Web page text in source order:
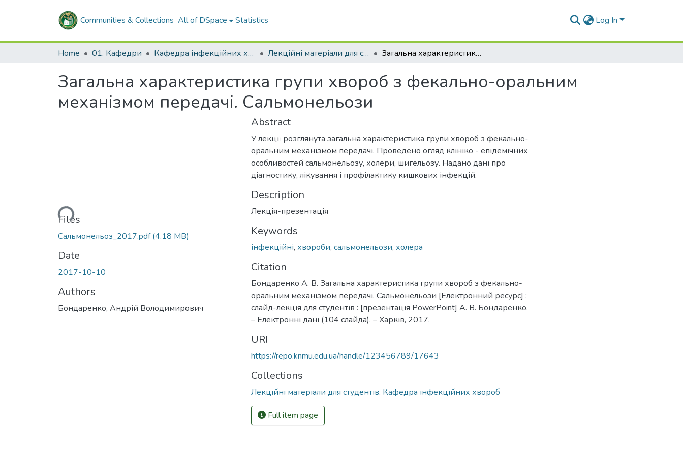
Communities & Collections All of DSpace Statistics Log In
Home 01. Кафедри Кафедра інфекційних хвороб Лекційні матеріали для студентів. Кафедра інфекційних хвороб Загальна характеристика групи хвороб з фекально-оральним механізмом передачі. Сальмонельози
Загальна характеристика групи хвороб з фекально-оральним
механізмом передачі. Сальмонельози
Loading...
Files
Сальмонельоз_2017.pdf(4.18 MB)
Date
2017-10-10
Authors
Бондаренко, Андрій Володимирович
Abstract
У лекції розглянута загальна характеристика групи хвороб з фекально-
оральним механізмом передачі. Проведено огляд клініко - епідемічних
особливостей сальмонельозу, холери, шигельозу. Надано дані про
діагностику, лікування і профілактику кишкових інфекцій.
Description
Лекція-презентація
Keywords
інфекційні, хвороби, сальмонельози, холера
Citation
Бондаренко А. В. Загальна характеристика групи хвороб з фекально-
оральним механізмом передачі. Сальмонельози [Електронний ресурс] :
слайд-лекція для студентів : [презентація PowerPoint] А. В. Бондаренко.
– Електронні дані (104 слайда). – Харків, 2017.
URI
https://repo.knmu.edu.ua/handle/123456789/17643
Collections
Лекційні матеріали для студентів. Кафедра інфекційних хвороб
Full item page